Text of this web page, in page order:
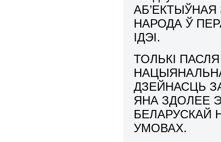
НАРОДА Ў
ІДЭІ.
ТОЛЬКІ
ДЗЕЙНАСЦЬ
ЯНА ЗДОЛЕЕ
БЕЛАРУСКАЙ
УМОВАХ.